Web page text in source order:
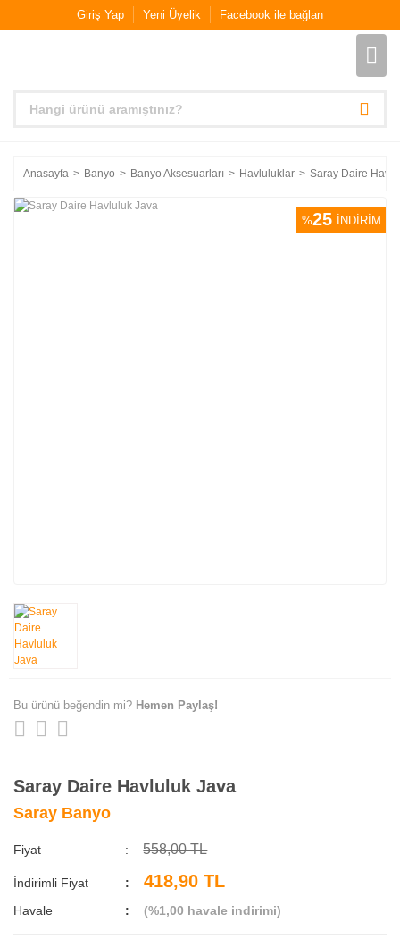
Giriş Yap Yeni Üyelik Facebook ile bağlan
Anasayfa Banyo Banyo Aksesuarları Havluluklar Saray Daire
%25 İNDİRİM
Bu ürünü beğendin mi? Hemen Paylaş!
Saray Daire Havluluk Java
Saray Banyo
Fiyat 558,00 TL
İndirimli Fiyat 418,90 TL
Havale (%1,00 havale indirimi)